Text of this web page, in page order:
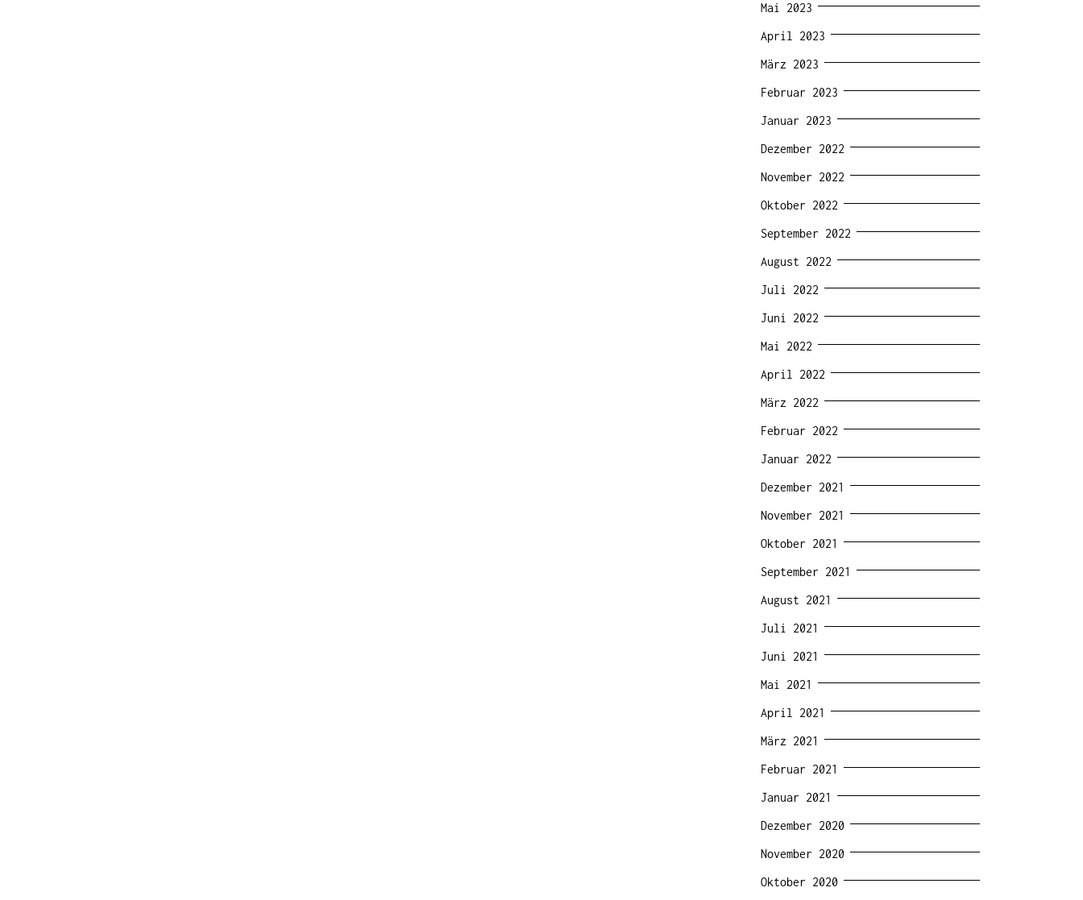
Mai 2023
April 2023
März 2023
Februar 2023
Januar 2023
Dezember 2022
November 2022
Oktober 2022
September 2022
August 2022
Juli 2022
Juni 2022
Mai 2022
April 2022
März 2022
Februar 2022
Januar 2022
Dezember 2021
November 2021
Oktober 2021
September 2021
August 2021
Juli 2021
Juni 2021
Mai 2021
April 2021
März 2021
Februar 2021
Januar 2021
Dezember 2020
November 2020
Oktober 2020